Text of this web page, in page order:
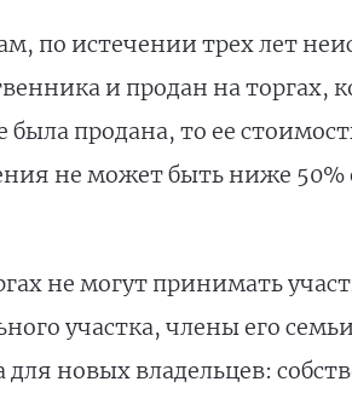
по истечении трех лет
и продан на торгах,
была продана, то ее
не может быть ниже
не могут принимать
участка, члены его
новых владельцев: